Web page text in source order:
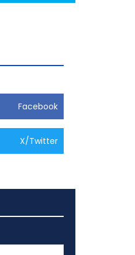
Facebook
X/Twitter